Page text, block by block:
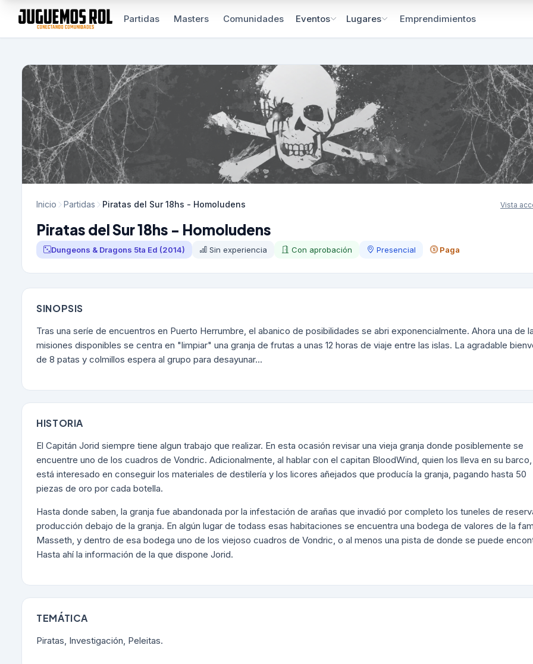
Partidas Masters Comunidades Eventos Lugares Emprendimientos
Inicio Partidas Piratas del Sur 18hs - Homoludens Vista
Piratas del Sur 18hs - Homoludens
Dungeons & Dragons 5ta Ed (2014) Sin experiencia Con aprobación Presencial Paga
SINOPSIS
Tras una seríe de encuentros en Puerto Herrumbre, el abanico de posibilidades se abri exponencialmente. Ahora una de
misiones disponibles se centra en "limpiar" una granja de frutas a unas 12 horas de viaje entre las islas. La agradable
de 8 patas y colmillos espera al grupo para desayunar...
HISTORIA
El Capitán Jorid siempre tiene algun trabajo que realizar. En esta ocasión revisar una vieja granja donde posiblemente se
encuentre uno de los cuadros de Vondric. Adicionalmente, al hablar con el capitan BloodWind, quien los lleva en su
está interesado en conseguir los materiales de destilería y los licores añejados que producía la granja, pagando hasta 50
piezas de oro por cada botella.
Hasta donde saben, la granja fue abandonada por la infestación de arañas que invadió por completo los tuneles de
producción debajo de la granja. En algún lugar de todass esas habitaciones se encuentra una bodega de valores de la
Masseth, y dentro de esa bodega uno de los viejoso cuadros de Vondric, o al menos una pista de donde se puede
Hasta ahí la información de la que dispone Jorid.
TEMÁTICA
Piratas, Investigación, Peleitas.